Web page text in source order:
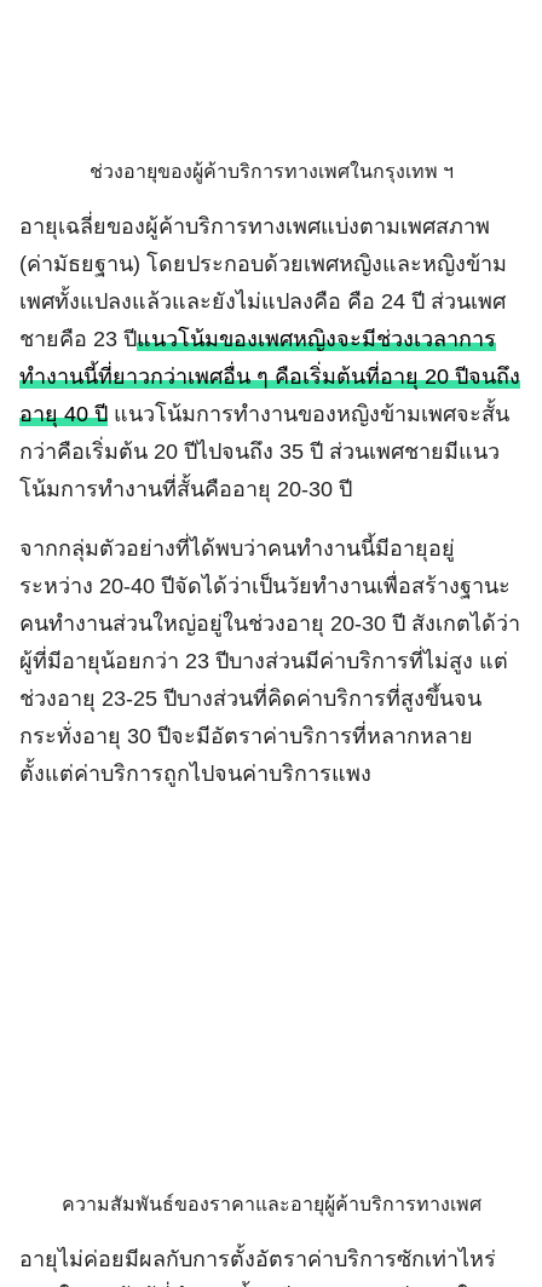
ช่วงอายุของผู้ค้าบริการทางเพศในกรุงเทพ ฯ
อายุเฉลี่ยของผู้ค้าบริการทางเพศแบ่งตามเพศสภาพ
(ค่ามัธยฐาน) โดยประกอบด้วยเพศหญิงและหญิงข้าม
เพศทั้งแปลงแล้วและยังไม่แปลงคือ คือ 24 ปี ส่วนเพศ
ชายคือ 23 ปีแนวโน้มของเพศหญิงจะมีช่วงเวลาการ
ทำงานนี้ที่ยาวกว่าเพศอื่น ๆ คือเริ่มต้นที่อายุ 20 ปีจนถึง
อายุ 40 ปี แนวโน้มการทำงานของหญิงข้ามเพศจะสั้น
กว่าคือเริ่มต้น 20 ปีไปจนถึง 35 ปี ส่วนเพศชายมีแนว
โน้มการทำงานที่สั้นคืออายุ 20-30 ปี
จากกลุ่มตัวอย่างที่ได้พบว่าคนทำงานนี้มีอายุอยู่
ระหว่าง 20-40 ปีจัดได้ว่าเป็นวัยทำงานเพื่อสร้างฐานะ
คนทำงานส่วนใหญ่อยู่ในช่วงอายุ 20-30 ปี สังเกตได้ว่า
ผู้ที่มีอายุน้อยกว่า 23 ปีบางส่วนมีค่าบริการที่ไม่สูง แต่
ช่วงอายุ 23-25 ปีบางส่วนที่คิดค่าบริการที่สูงขึ้นจน
กระทั่งอายุ 30 ปีจะมีอัตราค่าบริการที่หลากหลาย
ตั้งแต่ค่าบริการถูกไปจนค่าบริการแพง
ความสัมพันธ์ของราคาและอายุผู้ค้าบริการทางเพศ
อายุไม่ค่อยมีผลกับการตั้งอัตราค่าบริการซักเท่าไหร่